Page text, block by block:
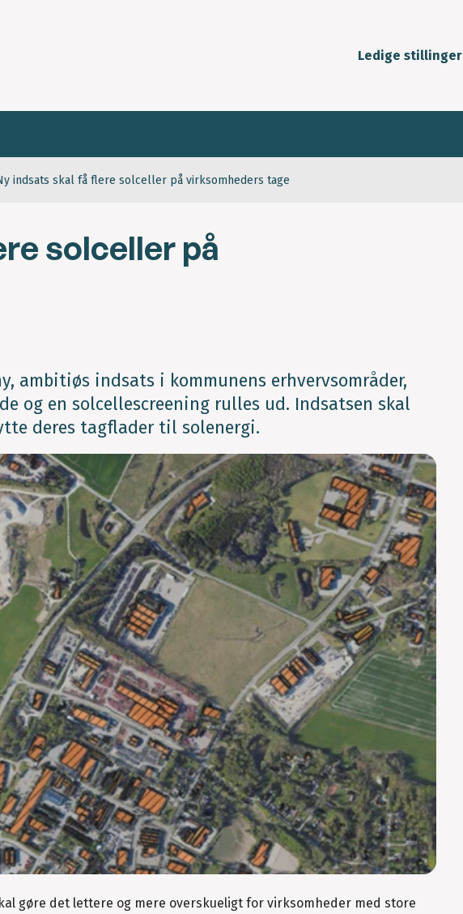
Ledige stillinger
indsats skal få flere solceller på virksomheders tage
solceller på
ambitiøs indsats i kommunens erhvervsområder,
og en solcellescreening rulles ud. Indsatsen skal
deres tagflader til solenergi.
gøre det lettere og mere overskueligt for virksomheder med store